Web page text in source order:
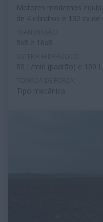
Motores modernos
de 4 cilindros e 132 cv de
8x8 e 16x8
80 L/min (padrão) e 100
Tipo mecânica